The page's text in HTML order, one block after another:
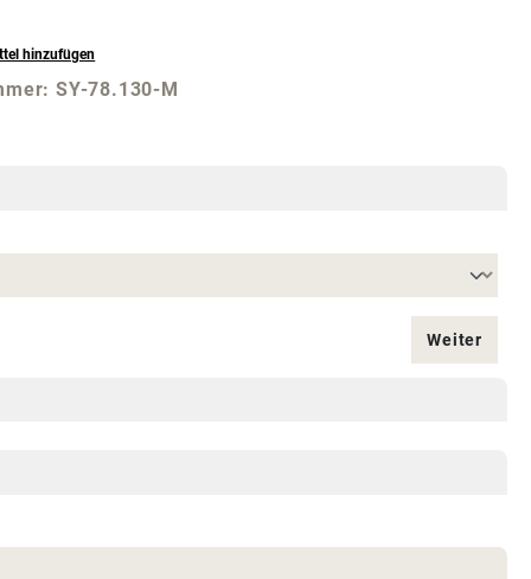
hinzufügen
SY-78.130-M
Weiter